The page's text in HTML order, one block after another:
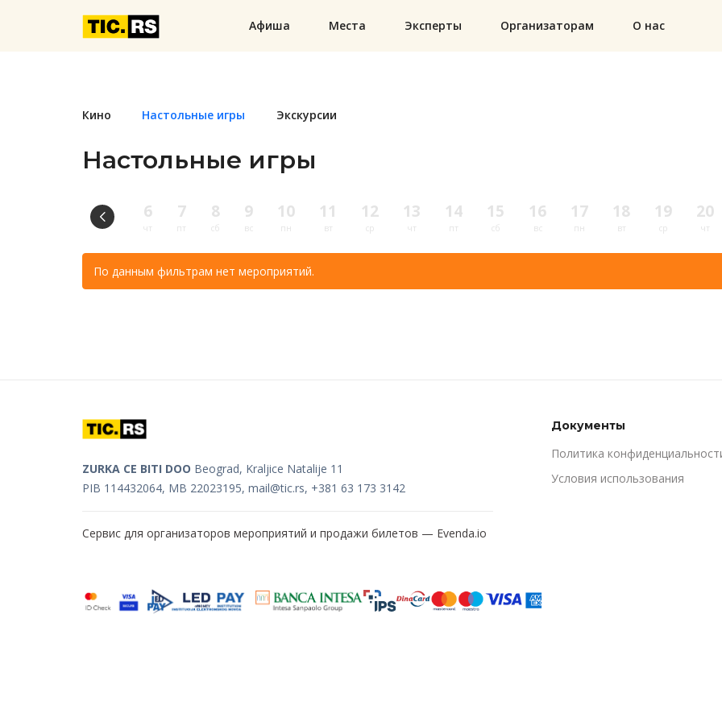
Афиша Места Эксперты Организаторам О нас
Кино Настольные игры Экскурсии
Настольные игры
6
чт
7
пт
8
сб
9
вс
10
пн
11
вт
12
ср
13
чт
14
пт
15
сб
16
вс
17
пн
18
вт
19
ср
20
чт
По данным фильтрам нет мероприятий.
ZURKA CE BITI DOO Beograd, Kraljice Natalije 11
PIB 114432064, MB 22023195, mail@tic.rs, +381 63 173 3142
Сервис для организаторов мероприятий и продажи билетов — Evenda.io
Документы
Политика
Условия использования